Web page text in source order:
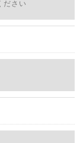
、適切に安全管
了承ください。
について＞